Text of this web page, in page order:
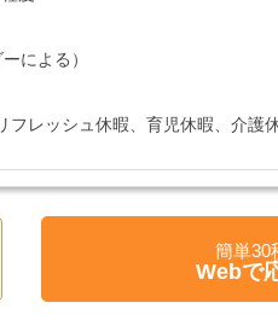
による）
フレッシュ休暇、育児休暇、介護
簡単30
Webで